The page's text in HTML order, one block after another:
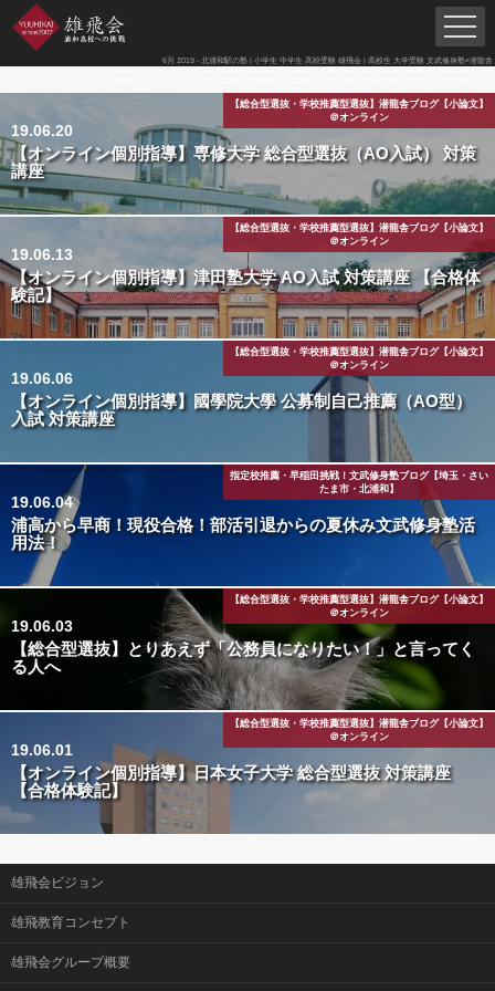
6月 2019 - 北浦和駅の塾 | 小学生 中学生 高校受験 雄飛会 | 高校生 大学受験 文武修身塾×潜龍舎
【総合型選抜・学校推薦型選抜】潜龍舎ブログ【小論文】
＠オンライン
19.06.20
【オンライン個別指導】専修大学 総合型選抜（AO入試） 対策
講座
【総合型選抜・学校推薦型選抜】潜龍舎ブログ【小論文】
＠オンライン
19.06.13
【オンライン個別指導】津田塾大学 AO入試 対策講座 【合格体
験記】
【総合型選抜・学校推薦型選抜】潜龍舎ブログ【小論文】
＠オンライン
19.06.06
【オンライン個別指導】國學院大學 公募制自己推薦（AO型）
入試 対策講座
指定校推薦・早稲田挑戦！文武修身塾ブログ【埼玉・さい
たま市・北浦和】
19.06.04
浦高から早商！現役合格！部活引退からの夏休み文武修身塾活
用法！
【総合型選抜・学校推薦型選抜】潜龍舎ブログ【小論文】
＠オンライン
19.06.03
【総合型選抜】とりあえず「公務員になりたい！」と言ってく
る人へ
【総合型選抜・学校推薦型選抜】潜龍舎ブログ【小論文】
＠オンライン
19.06.01
【オンライン個別指導】日本女子大学 総合型選抜 対策講座
【合格体験記】
雄飛会ビジョン
雄飛教育コンセプト
雄飛会グループ概要